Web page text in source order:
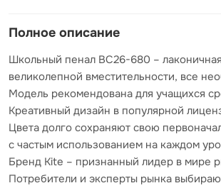
Полное описание
Школьный пенал BC26-680 –
великолепной вместительности, все
Модель рекомендована для учащихся
Креативный дизайн в популярной
Цвета долго сохраняют свою
с частым использованием на каждом
Бренд Kite – признанный лидер в мире
Потребители и эксперты рынка